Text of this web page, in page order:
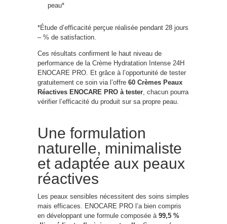
peau*
*Étude d’efficacité perçue réalisée pendant 28 jours
– % de satisfaction.
Ces résultats confirment le haut niveau de
performance de la Crème Hydratation Intense 24H
ENOCARE PRO. Et grâce à l’opportunité de tester
gratuitement ce soin via l’offre 60 Crèmes Peaux
Réactives ENOCARE PRO à tester , chacun pourra
vérifier l’efficacité du produit sur sa propre peau.
Une formulation
naturelle, minimaliste
et adaptée aux peaux
réactives
Les peaux sensibles nécessitent des soins simples
mais efficaces. ENOCARE PRO l’a bien compris
en développant une formule composée à 99,5 %